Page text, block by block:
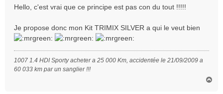
s
g
e
Hello, c'est vrai que ce principe est pas con du tout !!!!!
Je propose donc mon Kit TRIMIX SILVER a qui le veut bien
1007 1.4 HDI Sporty acheter a 25 000 Km, accidentée le 21/09/2009 a
60 033 km par un sanglier !!!